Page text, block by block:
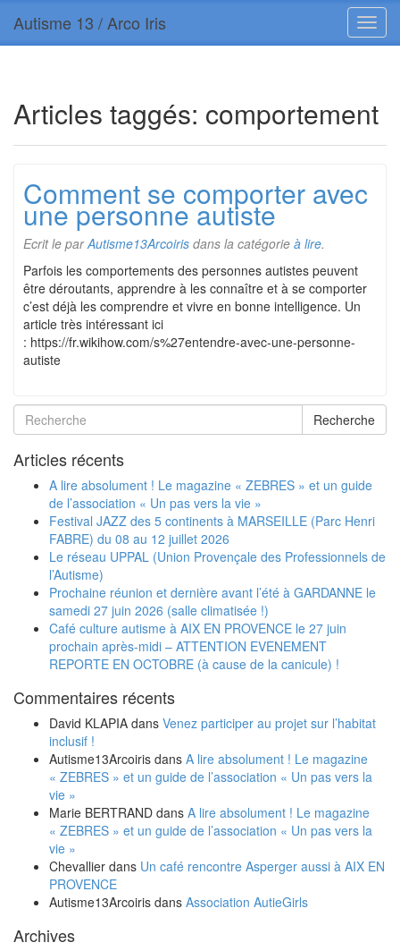
Autisme 13 / Arco Iris
Articles taggés: comportement
Comment se comporter avec
une personne autiste
Ecrit le parAutisme13Arcoiris dans la catégorie à lire.
Parfois les comportements des personnes autistes peuvent
être déroutants, apprendre à les connaître et à se comporter
c’est déjà les comprendre et vivre en bonne intelligence. Un
article très intéressant ici
: https://fr.wikihow.com/s%27entendre-avec-une-personne-
autiste
Recherche
Articles récents
A lire absolument ! Le magazine « ZEBRES » et un guide
de l’association « Un pas vers la vie »
Festival JAZZ des 5 continents à MARSEILLE (Parc Henri
FABRE) du 08 au 12 juillet 2026
Le réseau UPPAL (Union Provençale des Professionnels de
l’Autisme)
Prochaine réunion et dernière avant l’été à GARDANNE le
samedi 27 juin 2026 (salle climatisée !)
Café culture autisme à AIX EN PROVENCE le 27 juin
prochain après-midi – ATTENTION EVENEMENT
REPORTE EN OCTOBRE (à cause de la canicule) !
Commentaires récents
David KLAPIA dans Venez participer au projet sur l’habitat
inclusif !
Autisme13Arcoiris dans A lire absolument ! Le magazine
« ZEBRES » et un guide de l’association « Un pas vers la
vie »
Marie BERTRAND dans A lire absolument ! Le magazine
« ZEBRES » et un guide de l’association « Un pas vers la
vie »
Chevallier dans Un café rencontre Asperger aussi à AIX EN
PROVENCE
Autisme13Arcoiris dans Association AutieGirls
Archives